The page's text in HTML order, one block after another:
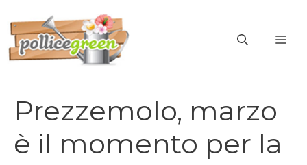
contenuto
Prezzemolo, marzo
è il momento per la